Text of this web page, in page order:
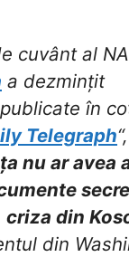
cuvânt al
a dezmințit
în
Telegraph
nu ar avea
criza din
din